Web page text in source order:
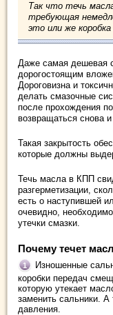
Так что течь
требующая
это или же
Даже самая дешевая
дорогостоящим
Дороговизна и
делать смазочные
после прохождения
возвращаться снова
Такая закрытость
которые должны
Течь масла в КПП
разгерметизации,
есть о наступившей
очевидно,
утечки смазки.
Почему течет
Изношенные
коробки передач
которую утекает
заменить сальники. А
давления.